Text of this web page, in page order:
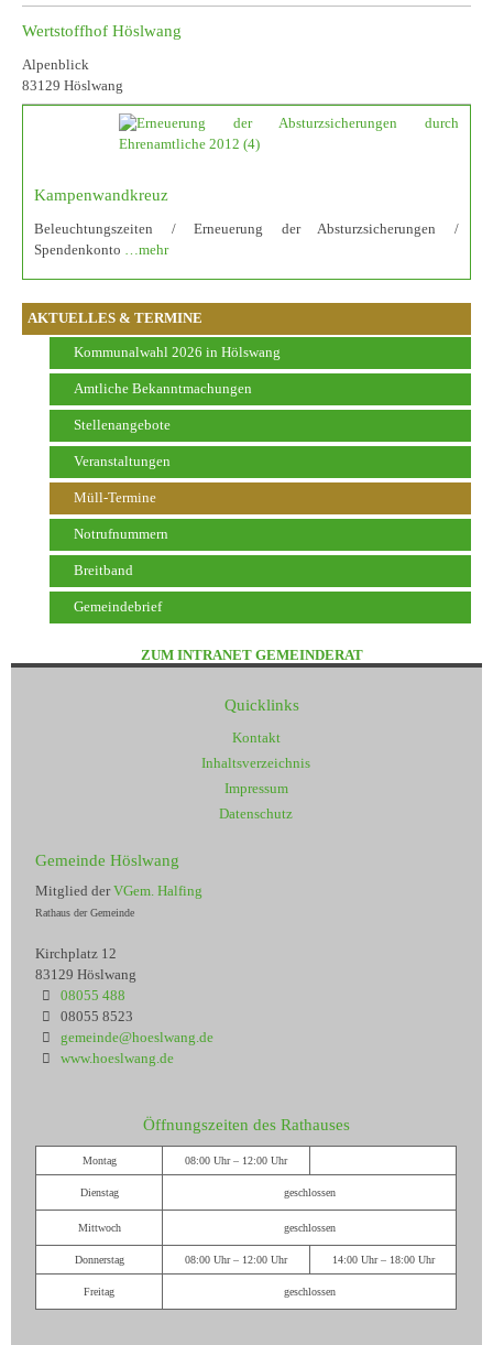
AKTUELLES & TERMINE
Kommunalwahl 2026 in Hölswang
Amtliche Bekanntmachungen
Stellenangebote
Veranstaltungen
Müll-Termine
Notrufnummern
Breitband
Gemeindebrief
Wertstoffhof Höslwang
Alpenblick
83129 Höslwang
Kampenwandkreuz
Beleuchtungszeiten / Erneuerung der Absturzsicherungen /
Spendenkonto …mehr
ZUM INTRANET GEMEINDERAT
Quicklinks
Kontakt
Inhaltsverzeichnis
Impressum
Datenschutz
Gemeinde Höslwang
Mitglied derVGem. Halfing
Rathaus der Gemeinde
Kirchplatz 12
83129 Höslwang
08055 488
08055 8523
gemeinde@hoeslwang.de
www.hoeslwang.de
Öffnungszeiten des Rathauses
Montag 08:00 Uhr – 12:00 Uhr
Dienstag geschlossen
Mittwoch geschlossen
Donnerstag 08:00 Uhr – 12:00 Uhr 14:00 Uhr – 18:00 Uhr
Freitag geschlossen